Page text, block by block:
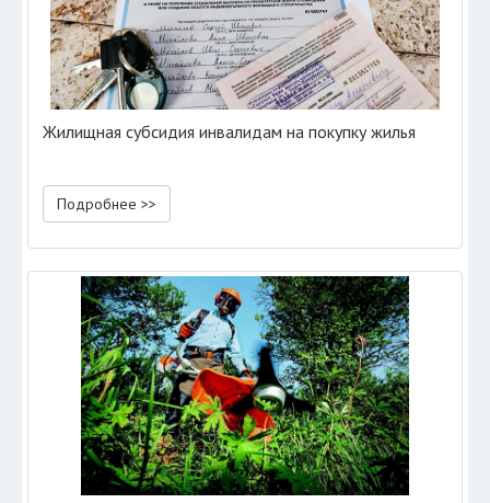
Жилищная субсидия инвалидам на покупку жилья
Подробнее >>